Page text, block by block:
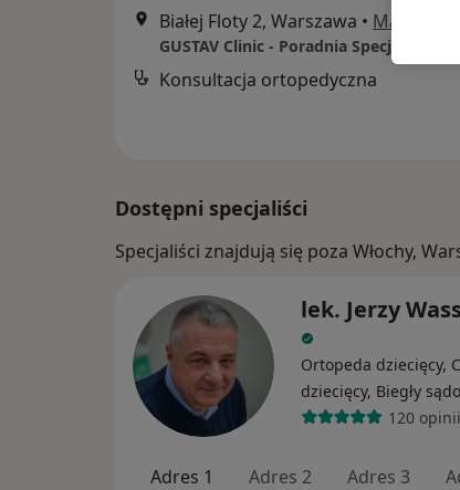
Białej Floty 2, Warszawa • Mapa
GUSTAV Clinic - Poradnia Specjalistyczna
Konsultacja ortopedyczna
Dostępni specjaliści
Specjaliści znajdują się poza Włochy,
lek. Jerzy
Ortopeda dziecięcy,
dziecięcy, Biegły
120 opinii
Adres 1 Adres 2 Adres 3